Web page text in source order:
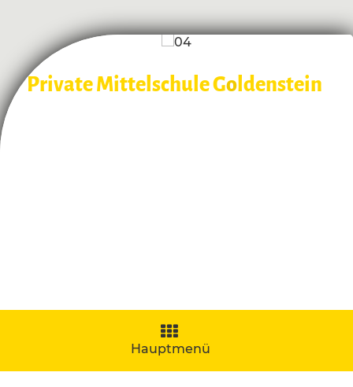
Private Mittelschule Goldenstein
Navigation
aufklappen
Hauptmenü